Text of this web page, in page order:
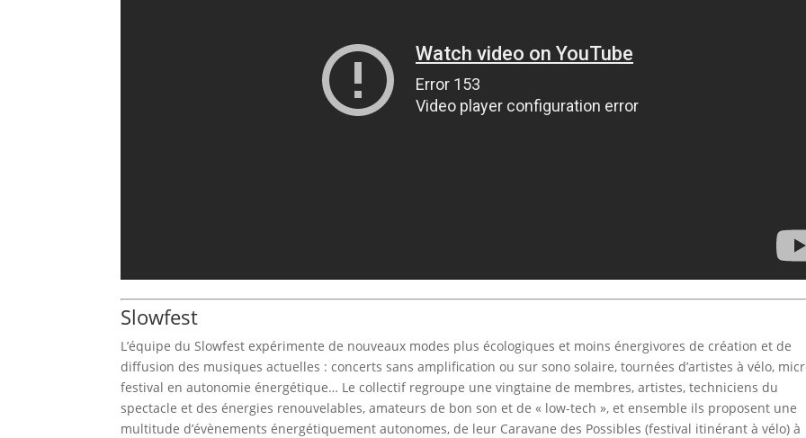
Slowfest
L’équipe du Slowfest expérimente de nouveaux modes plus écologiques et moins énergivores de création et de
diffusion des musiques actuelles : concerts sans amplification ou sur sono solaire, tournées d’artistes à vélo,
festival en autonomie énergétique… Le collectif regroupe une vingtaine de membres, artistes, techniciens du
spectacle et des énergies renouvelables, amateurs de bon son et de « low-tech », et ensemble ils proposent une
multitude d’évènements énergétiquement autonomes, de leur Caravane des Possibles (festival itinérant à vélo) à